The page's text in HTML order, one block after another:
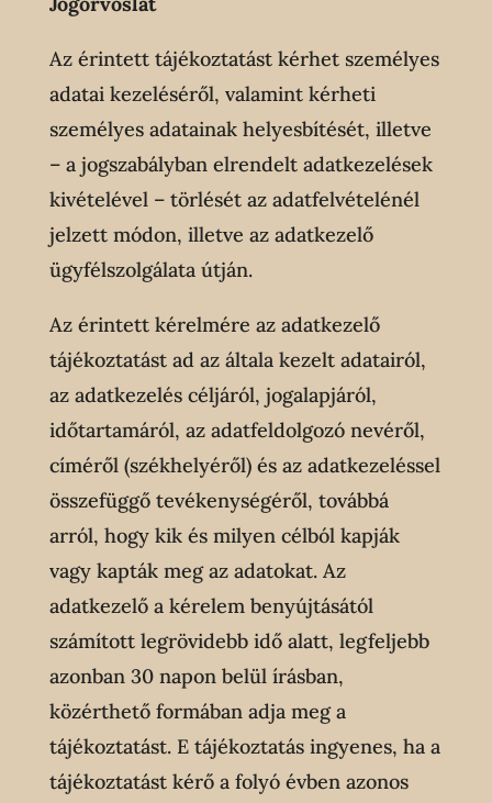
Az érintett tájékoztatást kérhet személyes
adatai kezeléséről, valamint kérheti
személyes adatainak helyesbítését, illetve
– a jogszabályban elrendelt adatkezelések
kivételével – törlését az adatfelvételénél
jelzett módon, illetve az adatkezelő
ügyfélszolgálata útján.
Az érintett kérelmére az adatkezelő
tájékoztatást ad az általa kezelt adatairól,
az adatkezelés céljáról, jogalapjáról,
időtartamáról, az adatfeldolgozó nevéről,
címéről (székhelyéről) és az adatkezeléssel
összefüggő tevékenységéről, továbbá
arról, hogy kik és milyen célból kapják
vagy kapták meg az adatokat. Az
adatkezelő a kérelem benyújtásától
számított legrövidebb idő alatt, legfeljebb
azonban 30 napon belül írásban,
közérthető formában adja meg a
tájékoztatást. E tájékoztatás ingyenes, ha a
tájékoztatást kérő a folyó évben azonos